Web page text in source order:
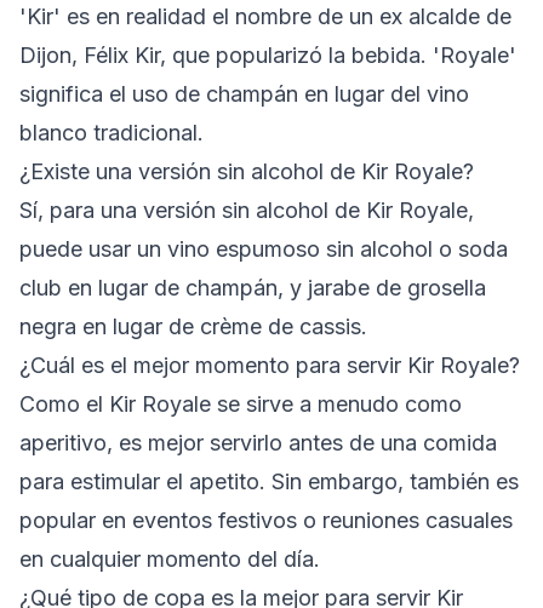
'Kir' es en realidad el nombre de un ex alcalde de
Dijon, Félix Kir, que popularizó la bebida. 'Royale'
significa el uso de champán en lugar del vino
blanco tradicional.
¿Existe una versión sin alcohol de Kir Royale?
Sí, para una versión sin alcohol de Kir Royale,
puede usar un vino espumoso sin alcohol o soda
club en lugar de champán, y jarabe de grosella
negra en lugar de crème de cassis.
¿Cuál es el mejor momento para servir Kir Royale?
Como el Kir Royale se sirve a menudo como
aperitivo, es mejor servirlo antes de una comida
para estimular el apetito. Sin embargo, también es
popular en eventos festivos o reuniones casuales
en cualquier momento del día.
¿Qué tipo de copa es la mejor para servir Kir